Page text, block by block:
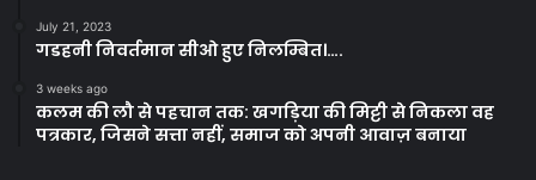
July 21, 2023
गडहनी निवर्तमान सीओ हुए निलम्बित।….
3 weeks ago
कलम की लौ से पहचान तक: खगड़िया की मिट्टी से निकला वह
पत्रकार, जिसने सत्ता नहीं, समाज को अपनी आवाज़ बनाया